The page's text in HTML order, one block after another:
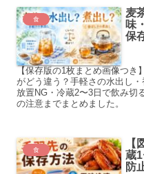
食
麦
味
保
【保存版の1枚まとめ画像つ
がどう違う？手軽さの水出し
放置NG・冷蔵2〜3日で飲み切
の注意までまとめました。
食
蔵
防